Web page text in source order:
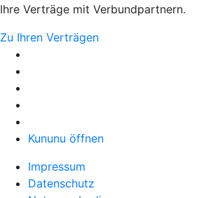
Ihre Verträge mit Verbundpartnern.
Zu Ihren Verträgen
Kununu öffnen
Impressum
Datenschutz